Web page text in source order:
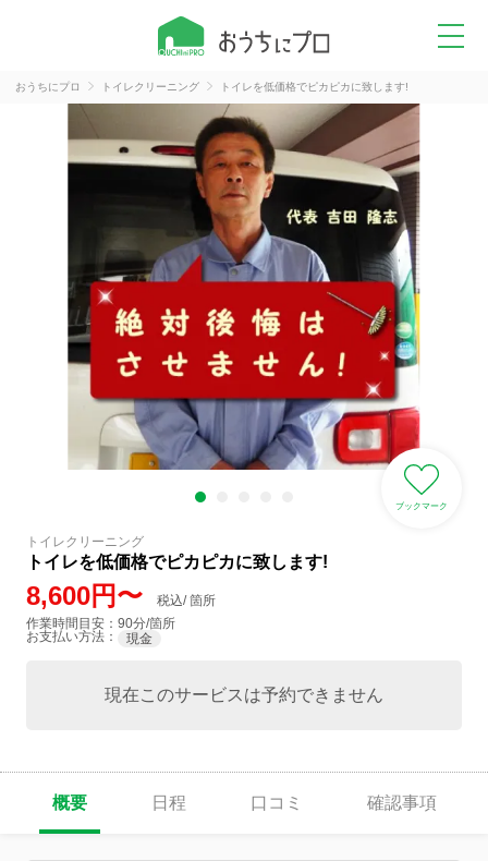
おうちにプロ トイレクリーニング トイレを低価格でピカピカに致します!
ブックマーク
トイレクリーニング
トイレを低価格でピカピカに致します!
8,600円〜
税込/ 箇所
作業時間目安：90分/箇所
お支払い方法：
現金
現在このサービスは予約できません
概要 日程 口コミ 確認事項